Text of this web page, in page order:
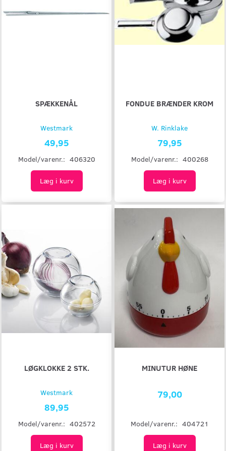
SPÆKKENÅL
Westmark
49,95
Model/varenr.: 406320
Læg i kurv
FONDUE BRÆNDER KROM
W. Rinklake
79,95
Model/varenr.: 400268
Læg i kurv
LØGKLOKKE 2 STK.
Westmark
89,95
Model/varenr.: 402572
Læg i kurv
MINUTUR HØNE
79,00
Model/varenr.: 404721
Læg i kurv